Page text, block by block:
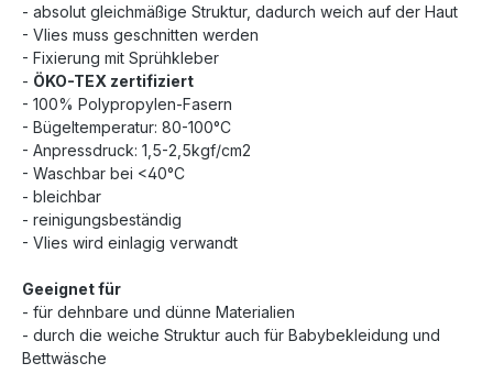
- absolut gleichmäßige Struktur, dadurch weich auf der Haut
- Vlies muss geschnitten werden
- Fixierung mit Sprühkleber
- ÖKO-TEX zertifiziert
- 100% Polypropylen-Fasern
- Bügeltemperatur: 80-100°C
- Anpressdruck: 1,5-2,5kgf/cm2
- Waschbar bei <40°C
- bleichbar
- reinigungsbeständig
- Vlies wird einlagig verwandt
Geeignet für
- für dehnbare und dünne Materialien
- durch die weiche Struktur auch für Babybekleidung und
Bettwäsche